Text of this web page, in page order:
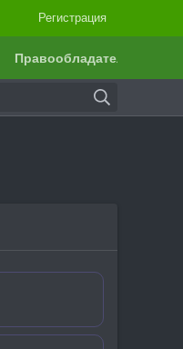
Регистрация
Правообладателям